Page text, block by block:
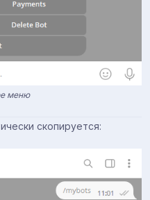
меню
скопируется: